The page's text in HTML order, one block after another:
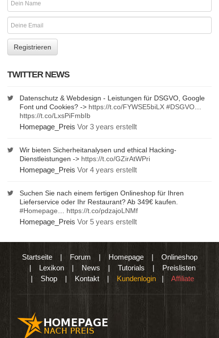
TWITTER NEWS
Datenschutz & Webdesign - Leistungen für DSGVO, Google
Font und Cookies? -> https://t.co/FYWSE5biLX #DSGVO
https://t.co/LxsPiFmbIb
Homepage_Preis Vor 3 years erstellt
Wir bieten Sicherheitanalysen und ethical Hacking-
Dienstleistungen -> https://t.co/GZirAtWPri
Homepage_Preis Vor 4 years erstellt
Suchen Sie nach einem fertigen Onlineshop für Ihren
Lieferservice oder Ihr Restaurant? Ab 349€ kaufen.
#Homepage
https://t.co/pdzajoLNMf
Homepage_Preis Vor 5 years erstellt
Startseite| Forum | Homepage| Onlineshop
| Lexikon | News | Tutorials | Preislisten
| Shop | Kontakt | Kundenlogin | Affiliate